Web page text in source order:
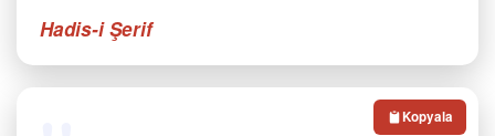
Hadis-i Şerif
Kopyala